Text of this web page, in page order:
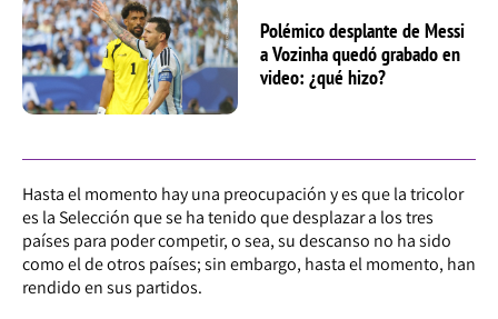
Polémico desplante de Messi
a Vozinha quedó grabado en
video: ¿qué hizo?
Hasta el momento hay una preocupación y es que la tricolor
es la Selección que se ha tenido que desplazar a los tres
países para poder competir, o sea, su descanso no ha sido
como el de otros países; sin embargo, hasta el momento, han
rendido en sus partidos.